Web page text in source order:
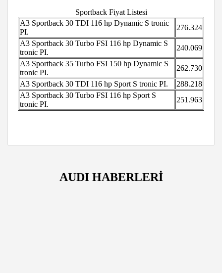
Sportback Fiyat Listesi
A3 Sportback 30 TDI 116 hp Dynamic S tronic
PI.
276.324
A3 Sportback 30 Turbo FSI 116 hp Dynamic S
tronic PI.
240.069
A3 Sportback 35 Turbo FSI 150 hp Dynamic S
tronic PI.
262.730
A3 Sportback 30 TDI 116 hp Sport S tronic PI.
288.218
A3 Sportback 30 Turbo FSI 116 hp Sport S
tronic PI.
251.963
AUDI HABERLERİ